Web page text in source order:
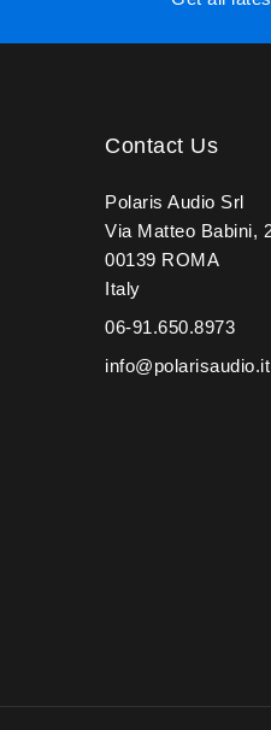
Contact Us
Polaris Audio Srl
Via Matteo Babini,
00139 ROMA
Italy
06-91.650.8973
info@polarisaudio.it